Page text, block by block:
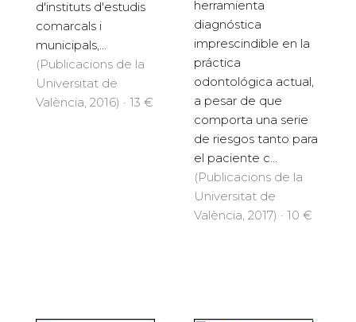
d'instituts d'estudis
comarcals i
municipals,...
(Publicacions de la
Universitat de
València, 2016) · 13 €
herramienta
diagnóstica
imprescindible en la
práctica
odontológica actual,
a pesar de que
comporta una serie
de riesgos tanto para
el paciente c...
(Publicacions de la
Universitat de
València, 2017) · 10 €